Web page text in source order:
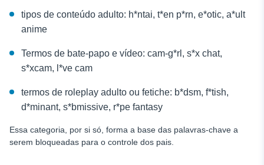
tipos de conteúdo adulto: h*ntai, t*en p*rn, e*otic, a*ult
anime
Termos de bate-papo e vídeo: cam-g*rl, s*x chat,
s*xcam, l*ve cam
termos de roleplay adulto ou fetiche: b*dsm, f*tish,
d*minant, s*bmissive, r*pe fantasy
Essa categoria, por si só, forma a base das palavras-chave a
serem bloqueadas para o controle dos pais.